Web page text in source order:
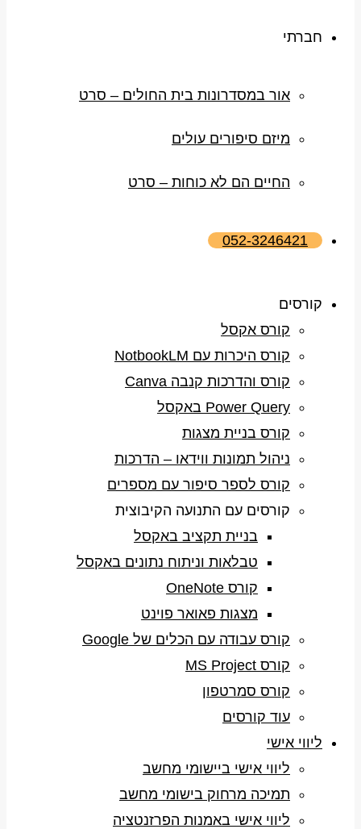
חברתי
אור במסדרונות בית החולים – סרט
מיזם סיפורים עולים
החיים הם לא כוחות – סרט
052-3246421
קורסים
קורס אקסל
קורס היכרות עם NotbookLM
קורס והדרכות קנבה Canva
Power Query באקסל
קורס בניית מצגות
ניהול תמונות ווידאו – הדרכות
קורס לספר סיפור עם מספרים
קורסים עם התנועה הקיבוצית
בניית תקציב באקסל
טבלאות וניתוח נתונים באקסל
קורס OneNote
מצגות פאואר פוינט
קורס עבודה עם הכלים של Google
קורס MS Project
קורס סמרטפון
עוד קורסים
ליווי אישי
ליווי אישי ביישומי מחשב
תמיכה מרחוק בישומי מחשב
ליווי אישי באמנות הפרזנטציה